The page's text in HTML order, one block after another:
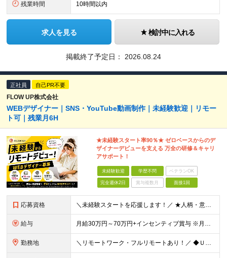
残業時間 10時間以内
求人を見る 検討中に入れる
掲載終了予定日： 2026.08.24
正社員 自己PR不要
FLOW UP株式会社
WEBデザイナー｜SNS・YouTube動画制作｜未経験歓迎｜リモー
ト可｜残業月6H
★未経験スタート率90％★ ゼロベースからのデ
ザイナーデビューを支える 万全の研修＆キャリ
アサポート！
未経験歓迎 学歴不問 ベテランOK
完全週休2日 賞与複数月 面接1回
応募資格 ＼未経験スタートを応援します！／ ★人柄・意欲を重視した採用★ 育成を前提とした採用のため、 「PCに触ったことがほとんどない…」という方の挑戦も歓迎！ ＜例えば…＞ ●やりたいことはあるけど、ス
給与 月給30万円～70万円+インセンティブ賞与 ※月給額は経験・スキルを考慮の上、決定いたします。 【インセンティブについて】 自社サービスを提案し、サービス化した場合、一部の利益をインセンティブとして
勤務地 ＼リモートワーク・フルリモートあり！／ ◆Ｕ・Ｉターン歓迎 ◆転居を伴う転勤はありません。 ◆配属先はお住まいや希望を考慮し決定します。 ◆マイカー通勤OK（駐車場あり／プロジェクトによる） 【本